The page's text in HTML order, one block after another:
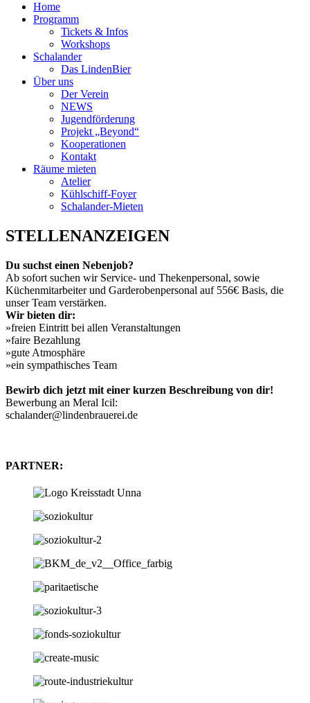
Home
Programm
Tickets & Infos
Workshops
Schalander
Das LindenBier
Über uns
Der Verein
NEWS
Jugendförderung
Projekt „Beyond“
Kooperationen
Kontakt
Räume mieten
Atelier
Kühlschiff-Foyer
Schalander-Mieten
STELLENANZEIGEN
Du suchst einen Nebenjob?
Ab sofort suchen wir Service- und Thekenpersonal, sowie
Küchenmitarbeiter und Garderobenpersonal auf 556€ Basis, die
unser Team verstärken.
Wir bieten dir:
»freien Eintritt bei allen Veranstaltungen
»faire Bezahlung
»gute Atmosphäre
»ein sympathisches Team
Bewirb dich jetzt mit einer kurzen Beschreibung von dir!
Bewerbung an Meral Icil:
schalander@lindenbrauerei.de
PARTNER: